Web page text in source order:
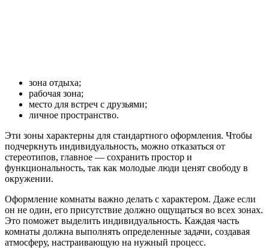
зона отдыха;
рабочая зона;
место для встреч с друзьями;
личное пространство.
Эти зоны характерны для стандартного оформления. Чтобы
подчеркнуть индивидуальность, можно отказаться от
стереотипов, главное — сохранить простор и
функциональность, так как молодые люди ценят свободу в
окружении.
Оформление комнаты важно делать с характером. Даже если
он не один, его присутствие должно ощущаться во всех зонах.
Это поможет выделить индивидуальность. Каждая часть
комнаты должна выполнять определенные задачи, создавая
атмосферу, настраивающую на нужный процесс.